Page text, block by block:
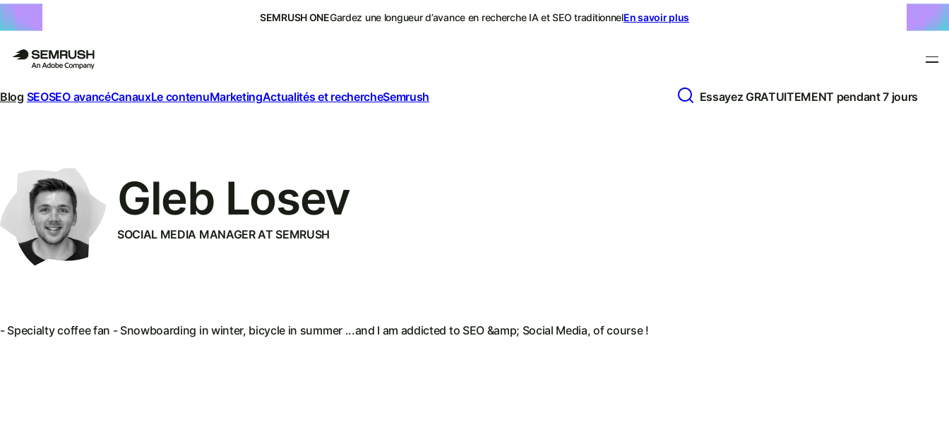
SEMRUSH ONEGardez une longueur d’avance en recherche IA et SEO traditionnelEn savoir plus
Blog SEOSEO avancéCanauxLe contenuMarketingActualités et rechercheSemrush Essayez GRATUITEMENT pendant 7 jours
Gleb Losev
SOCIAL MEDIA MANAGER AT SEMRUSH
- Specialty coffee fan - Snowboarding in winter, bicycle in summer ...and I am addicted to SEO &amp; Social Media, of course !